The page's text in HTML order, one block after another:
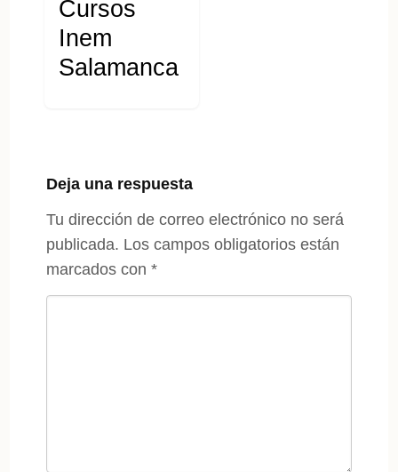
Cursos
Inem
Salamanca
Deja una respuesta
Tu dirección de correo electrónico no será
publicada. Los campos obligatorios están
marcados con *